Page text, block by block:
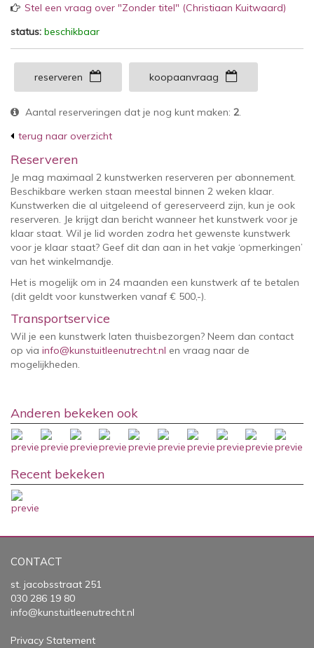
Stel een vraag over "Zonder titel" (Christiaan Kuitwaard)
status: beschikbaar
reserveren koopaanvraag
Aantal reserveringen dat je nog kunt maken: 2.
terug naar overzicht
Reserveren
Je mag maximaal 2 kunstwerken reserveren per abonnement.
Beschikbare werken staan meestal binnen 2 weken klaar.
Kunstwerken die al uitgeleend of gereserveerd zijn, kun je ook
reserveren. Je krijgt dan bericht wanneer het kunstwerk voor je
klaar staat. Wil je lid worden zodra het gewenste kunstwerk
voor je klaar staat? Geef dit dan aan in het vakje ‘opmerkingen’
van het winkelmandje.
Het is mogelijk om in 24 maanden een kunstwerk af te betalen
(dit geldt voor kunstwerken vanaf € 500,-).
Transportservice
Wil je een kunstwerk laten thuisbezorgen? Neem dan contact
op via info@kunstuitleenutrecht.nl en vraag naar de
mogelijkheden.
Anderen bekeken ook
Recent bekeken
CONTACT
st. jacobsstraat 251
030 286 19 80
info@kunstuitleenutrecht.nl
Privacy Statement